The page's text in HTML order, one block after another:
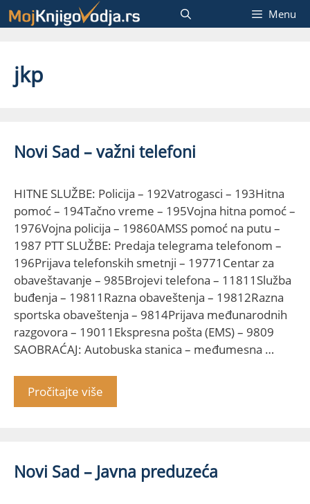
Skip
to
Menu
jkp
Novi Sad – važni telefoni
HITNE SLUŽBE: Policija – 192Vatrogasci – 193Hitna
pomoć – 194Tačno vreme – 195Vojna hitna pomoć –
1976Vojna policija – 19860AMSS pomoć na putu –
1987 PTT SLUŽBE: Predaja telegrama telefonom –
196Prijava telefonskih smetnji – 19771Centar za
obaveštavanje – 985Brojevi telefona – 11811Služba
buđenja – 19811Razna obaveštenja – 19812Razna
sportska obaveštenja – 9814Prijava međunarodnih
razgovora – 19011Ekspresna pošta (EMS) – 9809
SAOBRAĆAJ: Autobuska stanica – međumesna …
Pročitajte više
Novi Sad – Javna preduzeća